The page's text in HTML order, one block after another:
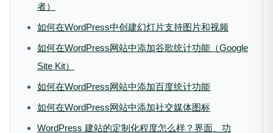
者）
如何在WordPress中创建幻灯片支持图片和视频
如何在WordPress网站中添加谷歌统计功能（Google
Site Kit）
如何在WordPress网站中添加百度统计功能
如何在WordPress网站中添加社交媒体图标
WordPress 建站的定制化程度怎么样？界面、功